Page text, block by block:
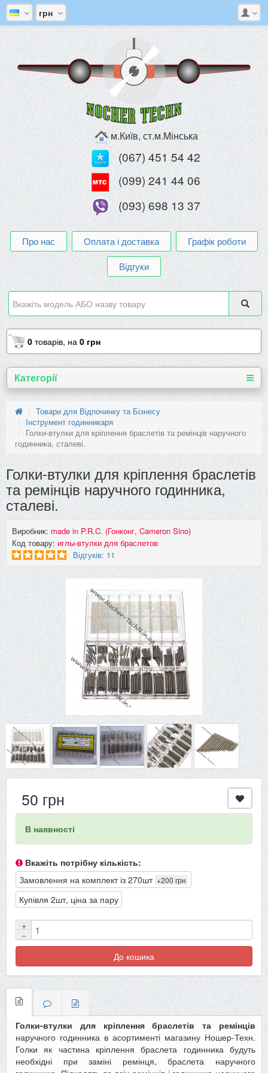
грн
м.Київ, ст.м.Мінська
(067) 451 54 42
(099) 241 44 06
(093) 698 13 37
Про нас Оплата і доставка
Графік роботи
Відгуки
0 товарів, на 0 грн
Категорії
Товари для Відпочинку та Бізнесу
Інструмент годинникаря
Голки-втулки для кріплення браслетів та ремінців наручного
годинника, сталеві.
Голки-втулки для кріплення браслетів
та ремінців наручного годинника,
сталеві.
Виробник: made in P.R.C. (Гонконг, Cameron Sino)
Код товару: иглы-втулки для браслетов
Відгуків: 11
50 грн
В наявності
Вкажіть потрібну кількість:
Замовлення на комплект із 270шт +200 грн
Купівля 2шт, ціна за пару
+
−
До кошика
Голки-втулки для кріплення браслетів та ремінців
наручного годинника в асортименті магазину Ношер-Техн.
Голки як частина кріплення браслета годинника будуть
необхідні при заміні ремінця, браслета наручного